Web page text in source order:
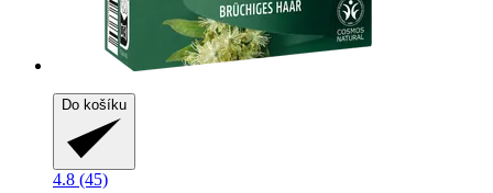
Do košíku
4.8 (45)